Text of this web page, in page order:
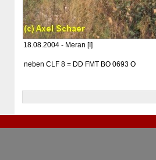
18.08.2004 - Meran [I]
neben CLF 8 = DD FMT BO 0693 O